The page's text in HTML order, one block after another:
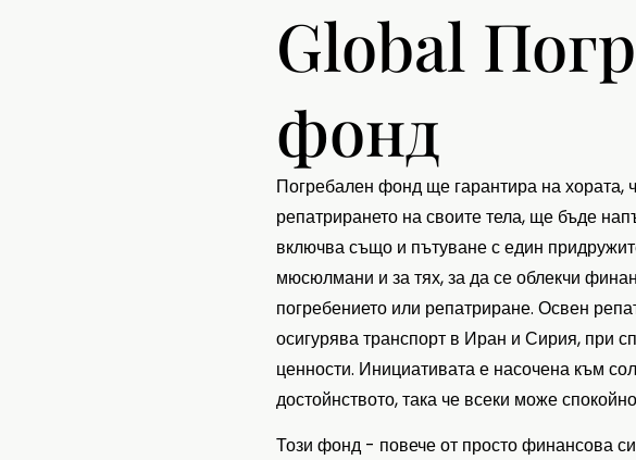
Global
фонд
Погребален фонд ще гарантира на хората,
репатрирането на своите тела, ще бъде
включва също и пътуване с един
мюсюлмани и за тях, за да се облекчи
погребението или репатриране. Освен
осигурява транспорт в Иран и Сирия, при
ценности. Инициативата е насочена към
достойнството, така че всеки може
Този фонд - повече от просто финансова